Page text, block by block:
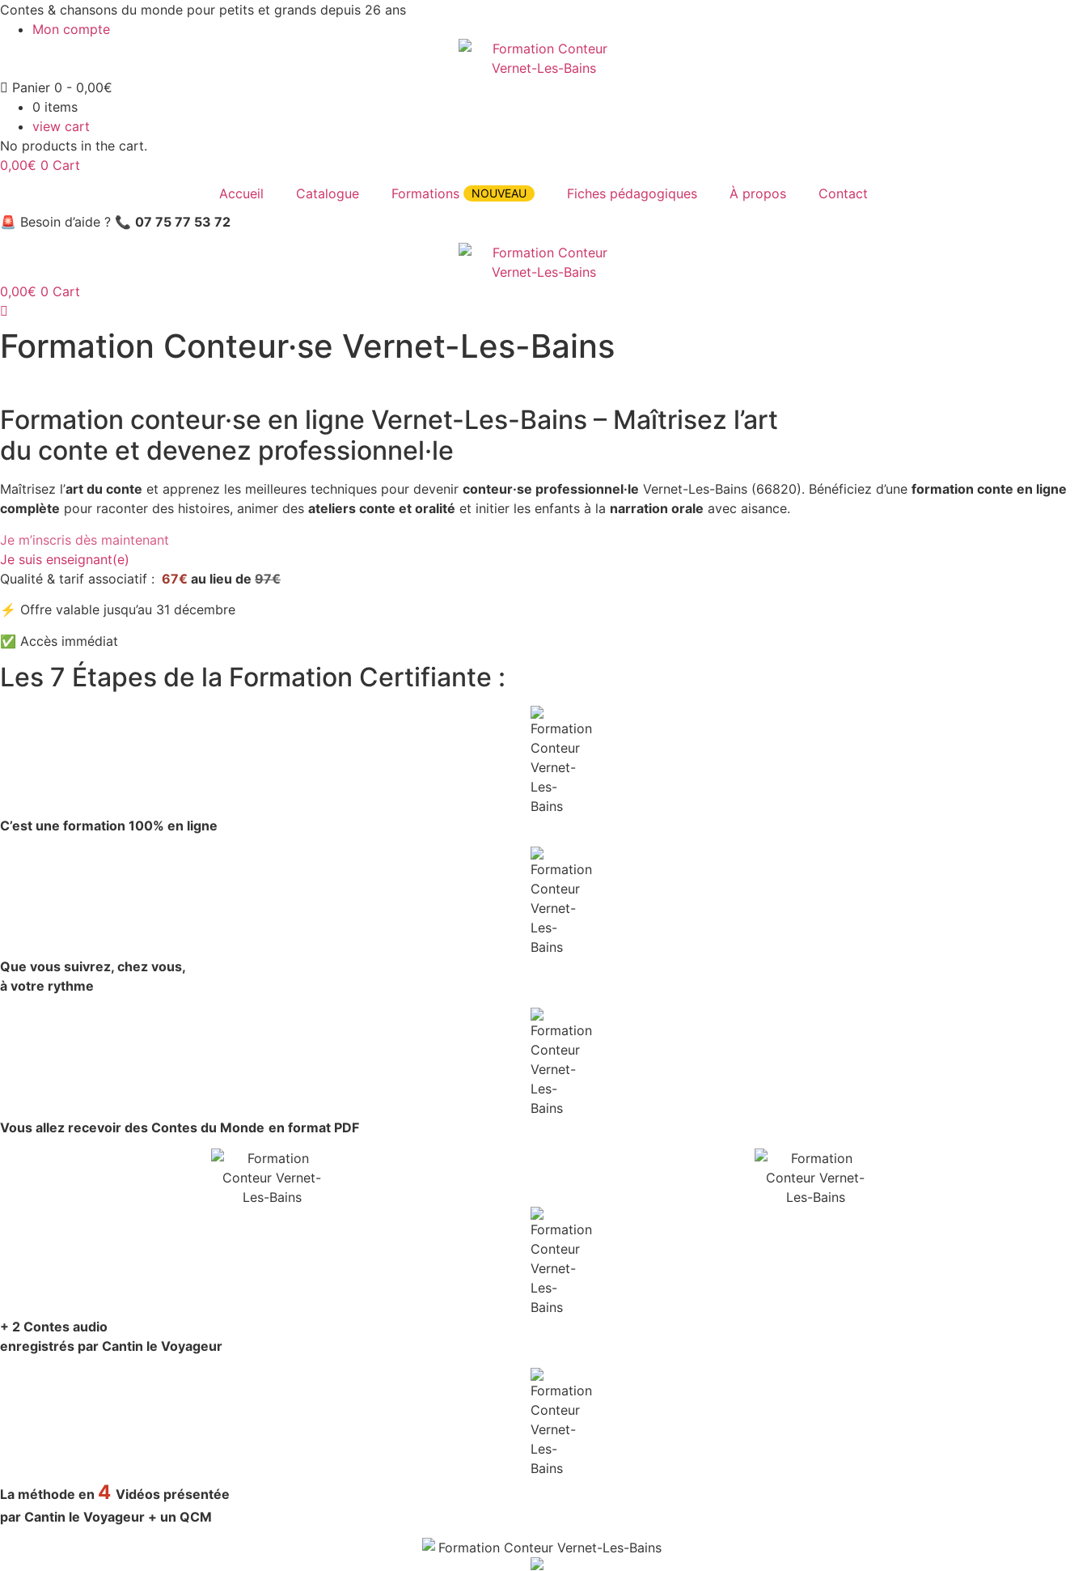
Aller
Contes & chansons du monde pour petits et grands depuis 26 ans
Mon compte
Panier 0 - 0,00€
0 items
view cart
No products in the cart.
0,00€ 0 Cart
Accueil
Catalogue Formations NOUVEAU Fiches pédagogiques À propos
Contact
🚨 Besoin d’aide ? 📞 07 75 77 53 72
0,00€ 0 Cart
Formation Conteur·se Vernet-Les-Bains
Formation conteur·se en ligne Vernet-Les-Bains – Maîtrisez l’art
du conte et devenez professionnel·le
Maîtrisez l’art du conte et apprenez les meilleures techniques pour devenir conteur·se professionnel·le Vernet-Les-Bains (66820). Bénéficiez d’une formation conte en ligne
complète pour raconter des histoires, animer des ateliers conte et oralité et initier les enfants à la narration orale avec aisance.
Je m’inscris dès maintenant
Je suis enseignant(e)
Qualité & tarif associatif : 67€ au lieu de 97€
⚡ Offre valable jusqu’au 31 décembre
✅ Accès immédiat
Les 7 Étapes de la Formation Certifiante :
C’est une formation 100% en ligne
Que vous suivrez, chez vous,
à votre rythme
Vous allez recevoir des Contes du Monde en format PDF
+ 2 Contes audio
enregistrés par Cantin le Voyageur
La méthode en 4 Vidéos présentée
par Cantin le Voyageur + un QCM